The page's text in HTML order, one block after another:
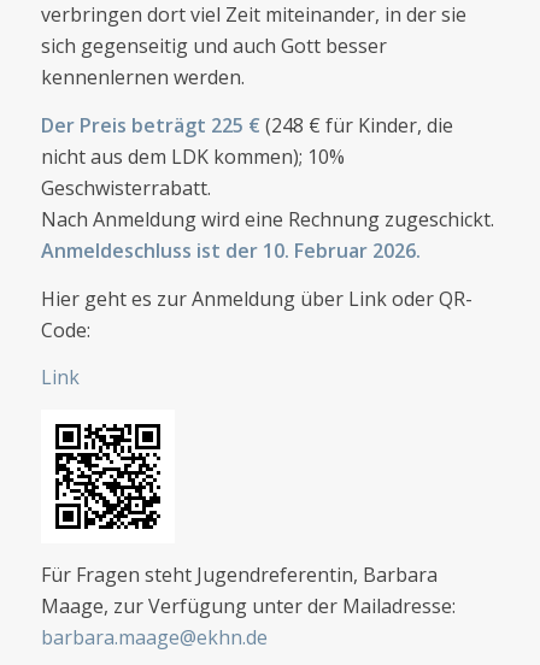
verbringen dort viel Zeit miteinander, in der sie
sich gegenseitig und auch Gott besser
kennenlernen werden.
Der Preis beträgt 225 € (248 € für Kinder, die
nicht aus dem LDK kommen); 10%
Geschwisterrabatt.
Nach Anmeldung wird eine Rechnung zugeschickt.
Anmeldeschluss ist der 10. Februar 2026.
Hier geht es zur Anmeldung über Link oder QR-
Code:
Link
Für Fragen steht Jugendreferentin, Barbara
Maage, zur Verfügung unter der Mailadresse:
barbara.maage@ekhn.de